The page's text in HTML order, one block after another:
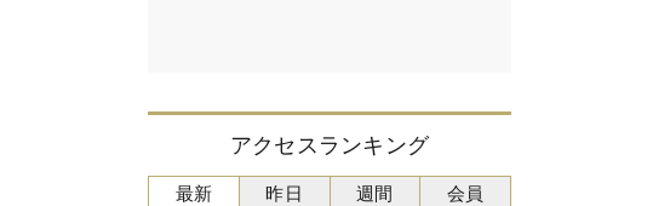
アクセスランキング
最新
昨日 週間 会員